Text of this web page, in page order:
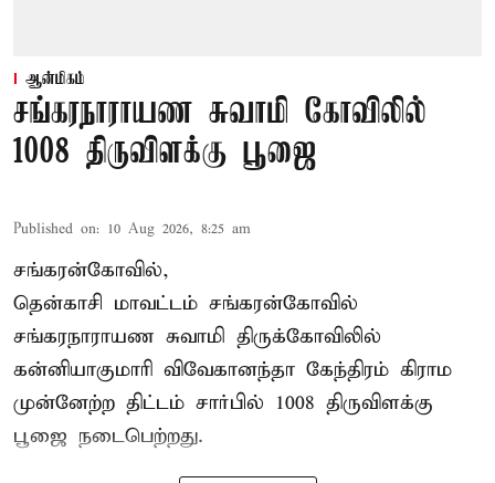
ஆன்மிகம்
சங்கரநாராயண சுவாமி கோவிலில்
1008 திருவிளக்கு பூஜை
Published on: 10 Aug 2026, 8:25 am
சங்கரன்கோவில்,
தென்காசி மாவட்டம் சங்கரன்கோவில்
சங்கரநாராயண சுவாமி திருக்கோவிலில்
கன்னியாகுமாரி விவேகானந்தா கேந்திரம் கிராம
முன்னேற்ற திட்டம் சார்பில் 1008 திருவிளக்கு
பூஜை நடைபெற்றது.